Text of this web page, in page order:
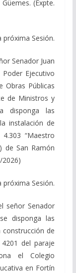
(Expte.
próxima Sesión.
Senador Juan
Ejecutivo
Obras Públicas
de Ministros y
disponga las
instalación de
“Maestro
de San Ramón
2026)
próxima Sesión.
Senador
disponga las
de
del paraje
el Colegio
en Fortín